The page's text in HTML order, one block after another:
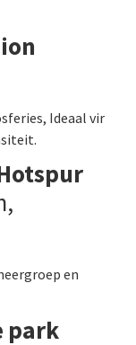
Ideaal vir
en
park